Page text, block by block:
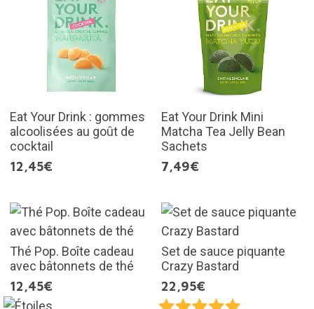
Eat Your Drink : gommes
alcoolisées au goût de
cocktail
12,45€
Eat Your Drink Mini
Matcha Tea Jelly Bean
Sachets
7,49€
Thé Pop. Boîte cadeau
avec bâtonnets de thé
12,45€
Set de sauce piquante
Crazy Bastard
22,95€